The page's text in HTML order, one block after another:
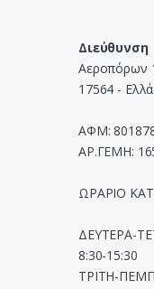
Διεύθυνση
Αεροπόρων
17564 -
ΑΦΜ:
ΑΡ.ΓΕΜΗ:
ΩΡΑΡΙΟ
ΔΕΥΤΕΡΑ-
8:30-15:30
ΤΡΙΤΗ-